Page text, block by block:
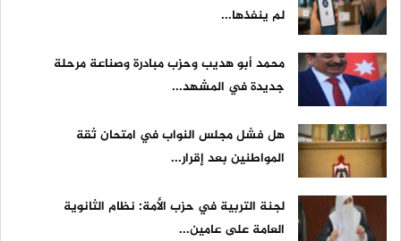
لم ينفذها...
محمد أبو هديب وحزب مبادرة وصناعة مرحلة
جديدة في المشهد...
هل فشل مجلس النواب في امتحان ثقة
المواطنين بعد إقرار...
لجنة التربية في حزب الأمة: نظام الثانوية
العامة على عامين...